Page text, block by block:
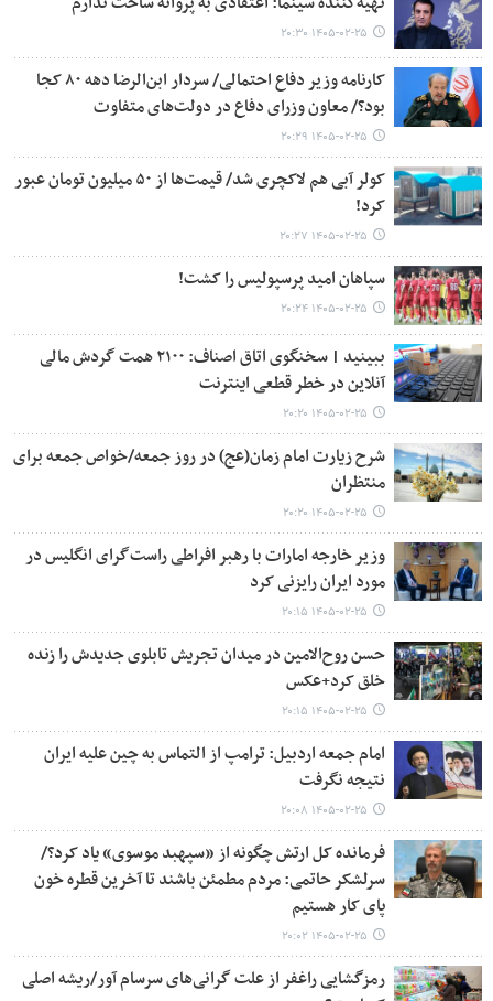
۱۴۰۵-۰۲-۲۵ ۲۰:۳۰
کارنامه وزیر دفاع احتمالی/ سردار ابن‌الرضا دهه ۸۰ کجا
بود؟/ معاون وزرای دفاع در دولت‌های متفاوت
۱۴۰۵-۰۲-۲۵ ۲۰:۲۹
کولر آبی هم لاکچری شد/ قیمت‌ها از ۵۰ میلیون تومان عبور
کرد!
۱۴۰۵-۰۲-۲۵ ۲۰:۲۷
سپاهان امید پرسپولیس را کشت!
۱۴۰۵-۰۲-۲۵ ۲۰:۲۴
ببینید | سخنگوی اتاق اصناف: ۲۱۰۰ همت گردش مالی
آنلاین در خطر قطعی اینترنت
۱۴۰۵-۰۲-۲۵ ۲۰:۲۰
شرح زیارت امام زمان(عج) در روز جمعه/خواص جمعه برای
منتظران
۱۴۰۵-۰۲-۲۵ ۲۰:۲۰
وزیر خارجه امارات با رهبر افراطی راست‌گرای انگلیس در
مورد ایران رایزنی کرد
۱۴۰۵-۰۲-۲۵ ۲۰:۱۵
حسن روح‌الامین در میدان تجریش تابلوی جدیدش را زنده
خلق کرد+عکس
۱۴۰۵-۰۲-۲۵ ۲۰:۱۵
امام جمعه اردبیل: ترامپ از التماس به چین علیه ایران
نتیجه نگرفت
۱۴۰۵-۰۲-۲۵ ۲۰:۰۸
فرمانده کل ارتش چگونه از «سپهبد موسوی» یاد کرد؟/
سرلشکر حاتمی: مردم مطمئن باشند تا آخرین قطره خون
پای کار هستیم
۱۴۰۵-۰۲-۲۵ ۲۰:۰۲
رمزگشایی راغفر از علت گرانی‌های سرسام آور/ریشه اصلی